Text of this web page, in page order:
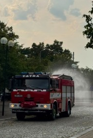
dobrovolných hasičů
Koterovská náves 15
fax.377443505
hasicikoterov@email.cz
|RSS|WebSlice |Tisk|
Nahoru ↑